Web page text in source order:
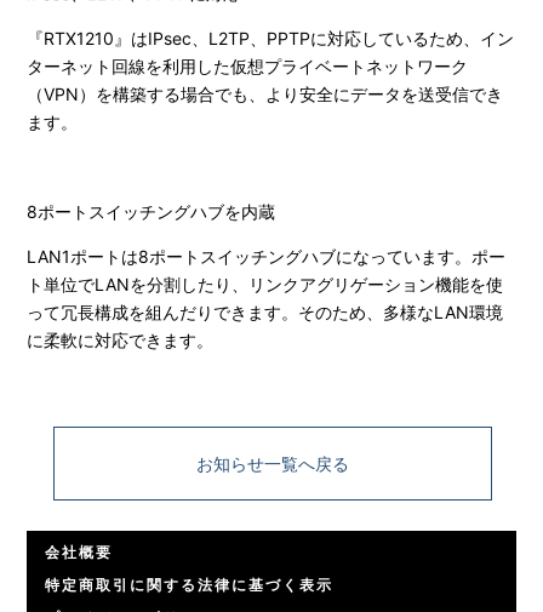
『RTX1210』はIPsec、L2TP、PPTPに対応しているため、イン
ターネット回線を利用した仮想プライベートネットワーク
（VPN）を構築する場合でも、より安全にデータを送受信でき
ます。
8ポートスイッチングハブを内蔵
LAN1ポートは8ポートスイッチングハブになっています。ポー
ト単位でLANを分割したり、リンクアグリゲーション機能を使
って冗長構成を組んだりできます。そのため、多様なLAN環境
に柔軟に対応できます。
お知らせ一覧へ戻る
会社概要
特定商取引に関する法律に基づく表示